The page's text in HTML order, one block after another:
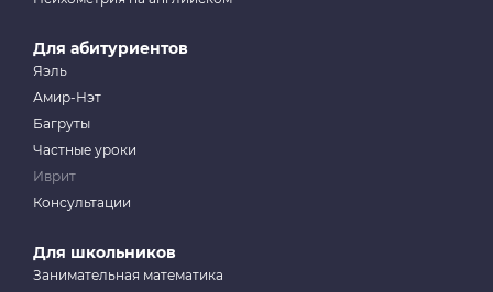
Для абитуриентов
Яэль
Амир-Нэт
Багруты
Частные уроки
Иврит
Консультации
Для школьников
Занимательная математика